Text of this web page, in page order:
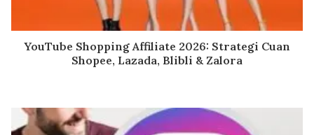
YouTube Shopping Affiliate 2026: Strategi Cuan
Shopee, Lazada, Blibli & Zalora